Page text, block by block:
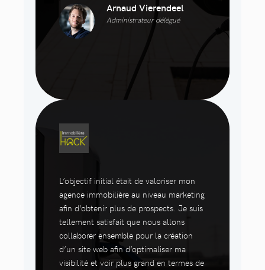
Arnaud Vierendeel
Administrateur délégué
L’objectif initial était de valoriser mon
agence immobilière au niveau marketing
afin d’obtenir plus de prospects. Je suis
tellement satisfait que nous allons
collaborer ensemble pour la création
d’un site web afin d’optimaliser ma
visibilité et voir plus grand en termes de